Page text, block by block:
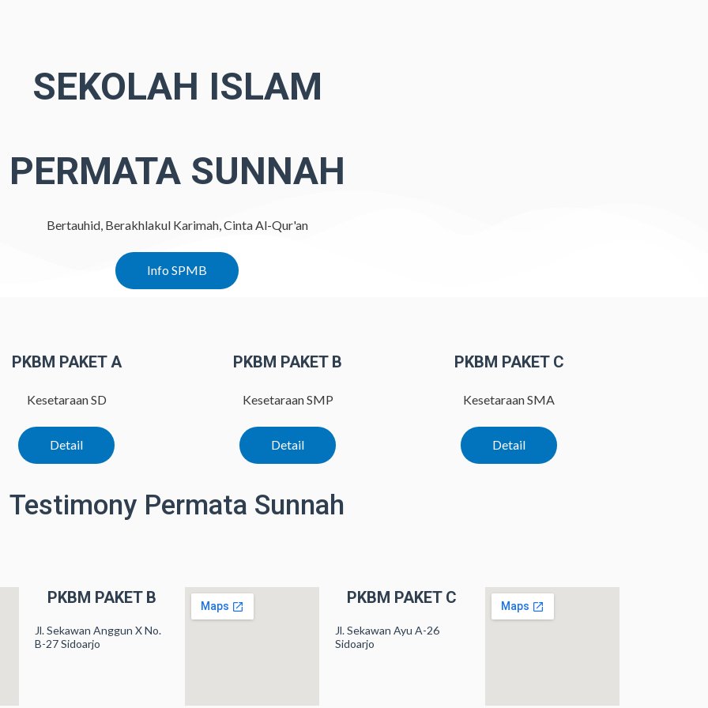
SEKOLAH ISLAM
PERMATA SUNNAH
Bertauhid, Berakhlakul Karimah, Cinta Al-Qur'an
Info SPMB
PKBM PAKET A
Kesetaraan SD
Detail
PKBM PAKET B
Kesetaraan SMP
Detail
PKBM PAKET C
Kesetaraan SMA
Detail
Testimony Permata Sunnah
PKBM PAKET B
Jl. Sekawan Anggun X No.
B-27 Sidoarjo
PKBM PAKET C
Jl. Sekawan Ayu A-26
Sidoarjo